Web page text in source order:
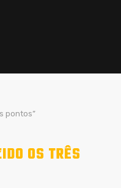
pontos”
OS TRÊS